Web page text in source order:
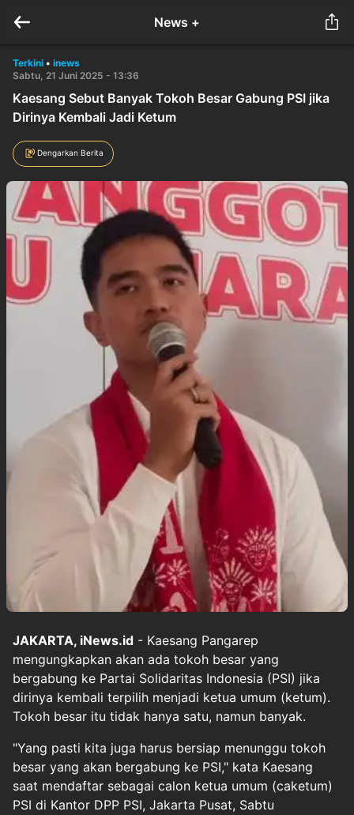
News +
Terkini • inews
Sabtu, 21 Juni 2025 - 13:36
Kaesang Sebut Banyak Tokoh Besar Gabung PSI jika
Dirinya Kembali Jadi Ketum
Dengarkan Berita
JAKARTA, iNews.id - Kaesang Pangarep
mengungkapkan akan ada tokoh besar yang
bergabung ke Partai Solidaritas Indonesia (PSI) jika
dirinya kembali terpilih menjadi ketua umum (ketum).
Tokoh besar itu tidak hanya satu, namun banyak.
"Yang pasti kita juga harus bersiap menunggu tokoh
besar yang akan bergabung ke PSI," kata Kaesang
saat mendaftar sebagai calon ketua umum (caketum)
PSI di Kantor DPP PSI, Jakarta Pusat, Sabtu